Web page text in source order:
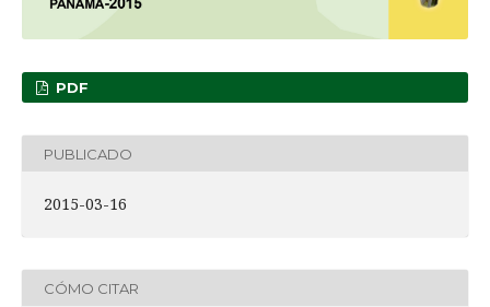
PDF
PUBLICADO
2015-03-16
CÓMO CITAR